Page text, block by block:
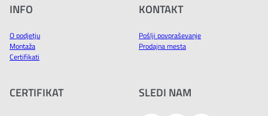
INFO
O podjetju
Montaža
Certifikati
KONTAKT
Pošlji povpraševanje
Prodajna mesta
CERTIFIKAT SLEDI NAM